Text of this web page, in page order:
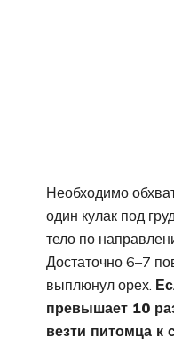
Необходимо
один кулак под
тело по
Достаточно 6–7
выплюнул орех.
превышает 10
везти питомца к